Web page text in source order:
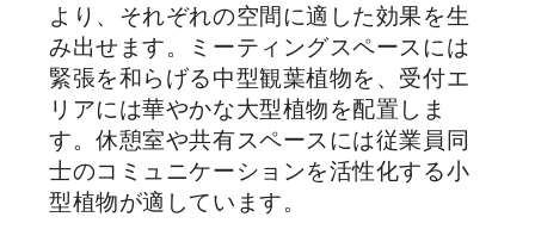
より、それぞれの空間に適した効果を生
み出せます。ミーティングスペースには
緊張を和らげる中型観葉植物を、受付エ
リアには華やかな大型植物を配置しま
す。休憩室や共有スペースには従業員同
士のコミュニケーションを活性化する小
型植物が適しています。